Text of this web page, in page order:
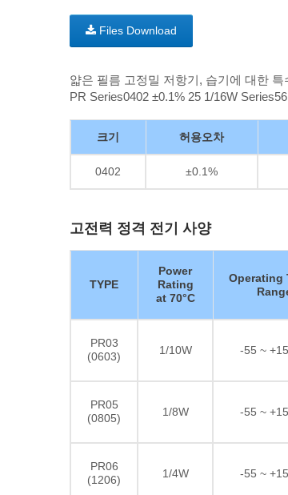
Files Download
얇은 필름 고정밀 저항기, 습기에 대한
PR Series0402 ±0.1% 25 1/16W
크기 허용오차
0402 ±0.1%
고전력 정격 전기 사양
TYPE
Power
Rating
at 70°C
Operating
PR03
(0603)
1/10W -55 ~
PR05
(0805)
1/8W -55 ~
PR06
(1206)
1/4W -55 ~